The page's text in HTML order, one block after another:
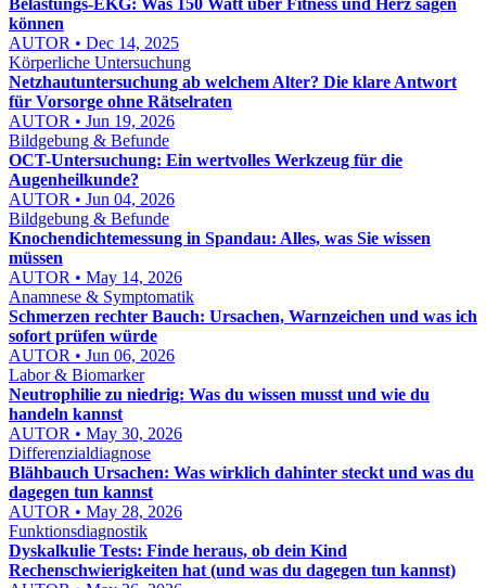
Belastungs-EKG: Was 150 Watt über Fitness und Herz sagen
können
AUTOR • Dec 14, 2025
Körperliche Untersuchung
Netzhautuntersuchung ab welchem Alter? Die klare Antwort
für Vorsorge ohne Rätselraten
AUTOR • Jun 19, 2026
Bildgebung & Befunde
OCT-Untersuchung: Ein wertvolles Werkzeug für die
Augenheilkunde?
AUTOR • Jun 04, 2026
Bildgebung & Befunde
Knochendichtemessung in Spandau: Alles, was Sie wissen
müssen
AUTOR • May 14, 2026
Anamnese & Symptomatik
Schmerzen rechter Bauch: Ursachen, Warnzeichen und was ich
sofort prüfen würde
AUTOR • Jun 06, 2026
Labor & Biomarker
Neutrophilie zu niedrig: Was du wissen musst und wie du
handeln kannst
AUTOR • May 30, 2026
Differenzialdiagnose
Blähbauch Ursachen: Was wirklich dahinter steckt und was du
dagegen tun kannst
AUTOR • May 28, 2026
Funktionsdiagnostik
Dyskalkulie Tests: Finde heraus, ob dein Kind
Rechenschwierigkeiten hat (und was du dagegen tun kannst)